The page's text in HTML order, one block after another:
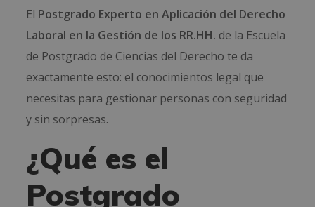
El Postgrado Experto en Aplicación del Derecho
Laboral en la Gestión de los RR.HH. de la Escuela
de Postgrado de Ciencias del Derecho te da
exactamente esto: el conocimientos legal que
necesitas para gestionar personas con seguridad
y sin sorpresas.
¿Qué es el
Postgrado